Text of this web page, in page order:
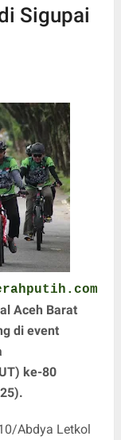
Sigupai
Aceh Barat
di event
ke-80
Abdya Letkol